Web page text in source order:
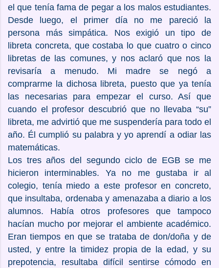
el que tenía fama de pegar a los malos estudiantes.
Desde luego, el primer día no me pareció la
persona más simpática. Nos exigió un tipo de
libreta concreta, que costaba lo que cuatro o cinco
libretas de las comunes, y nos aclaró que nos la
revisaría a menudo. Mi madre se negó a
comprarme la dichosa libreta, puesto que ya tenía
las necesarias para empezar el curso. Así que
cuando el profesor descubrió que no llevaba “su”
libreta, me advirtió que me suspendería para todo el
año. Él cumplió su palabra y yo aprendí a odiar las
matemáticas.
Los tres años del segundo ciclo de EGB se me
hicieron interminables. Ya no me gustaba ir al
colegio, tenía miedo a este profesor en concreto,
que insultaba, ordenaba y amenazaba a diario a los
alumnos. Había otros profesores que tampoco
hacían mucho por mejorar el ambiente académico.
Eran tiempos en que se trataba de don/doña y de
usted, y entre la timidez propia de la edad, y su
prepotencia, resultaba difícil sentirse cómodo en